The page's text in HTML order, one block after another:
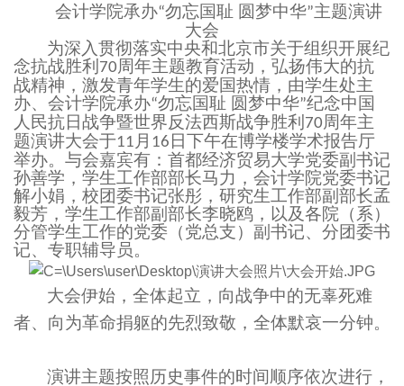
会计学院承办“勿忘国耻 圆梦中华”主题演讲
大会
为深入贯彻落实中央和北京市关于组织开展纪
念抗战胜利 70周年主题教育活动，弘扬伟大的抗
战精神，激发青年学生的爱国热情，由学生处主
办、会计学院承办“勿忘国耻 圆梦中华”纪念中国
人民抗日战争暨世界反法西斯战争胜利 70周年主
题演讲大会于11 月 16 日下午在博学楼学术报告厅
举办。与会嘉宾有： 首都经济贸易大学党委副 书记
孙善学 ， 学生工作部部长马力 ， 会计学院党委书记
解小娟 ， 校团委书记张彤 ， 研究生工作部副部长孟
毅芳 ， 学生工作部副部长李晓鸥 ，以及各院 （系）
分管学生工作的党委（党总支）副书记、分团委书
记、 专职辅导员。
大会伊始，全体起立，向战争中的无辜死难
者、向为革命捐躯的先烈致敬，全体默哀一分钟。
演讲主题按照历史事件的时间顺序依次进行，